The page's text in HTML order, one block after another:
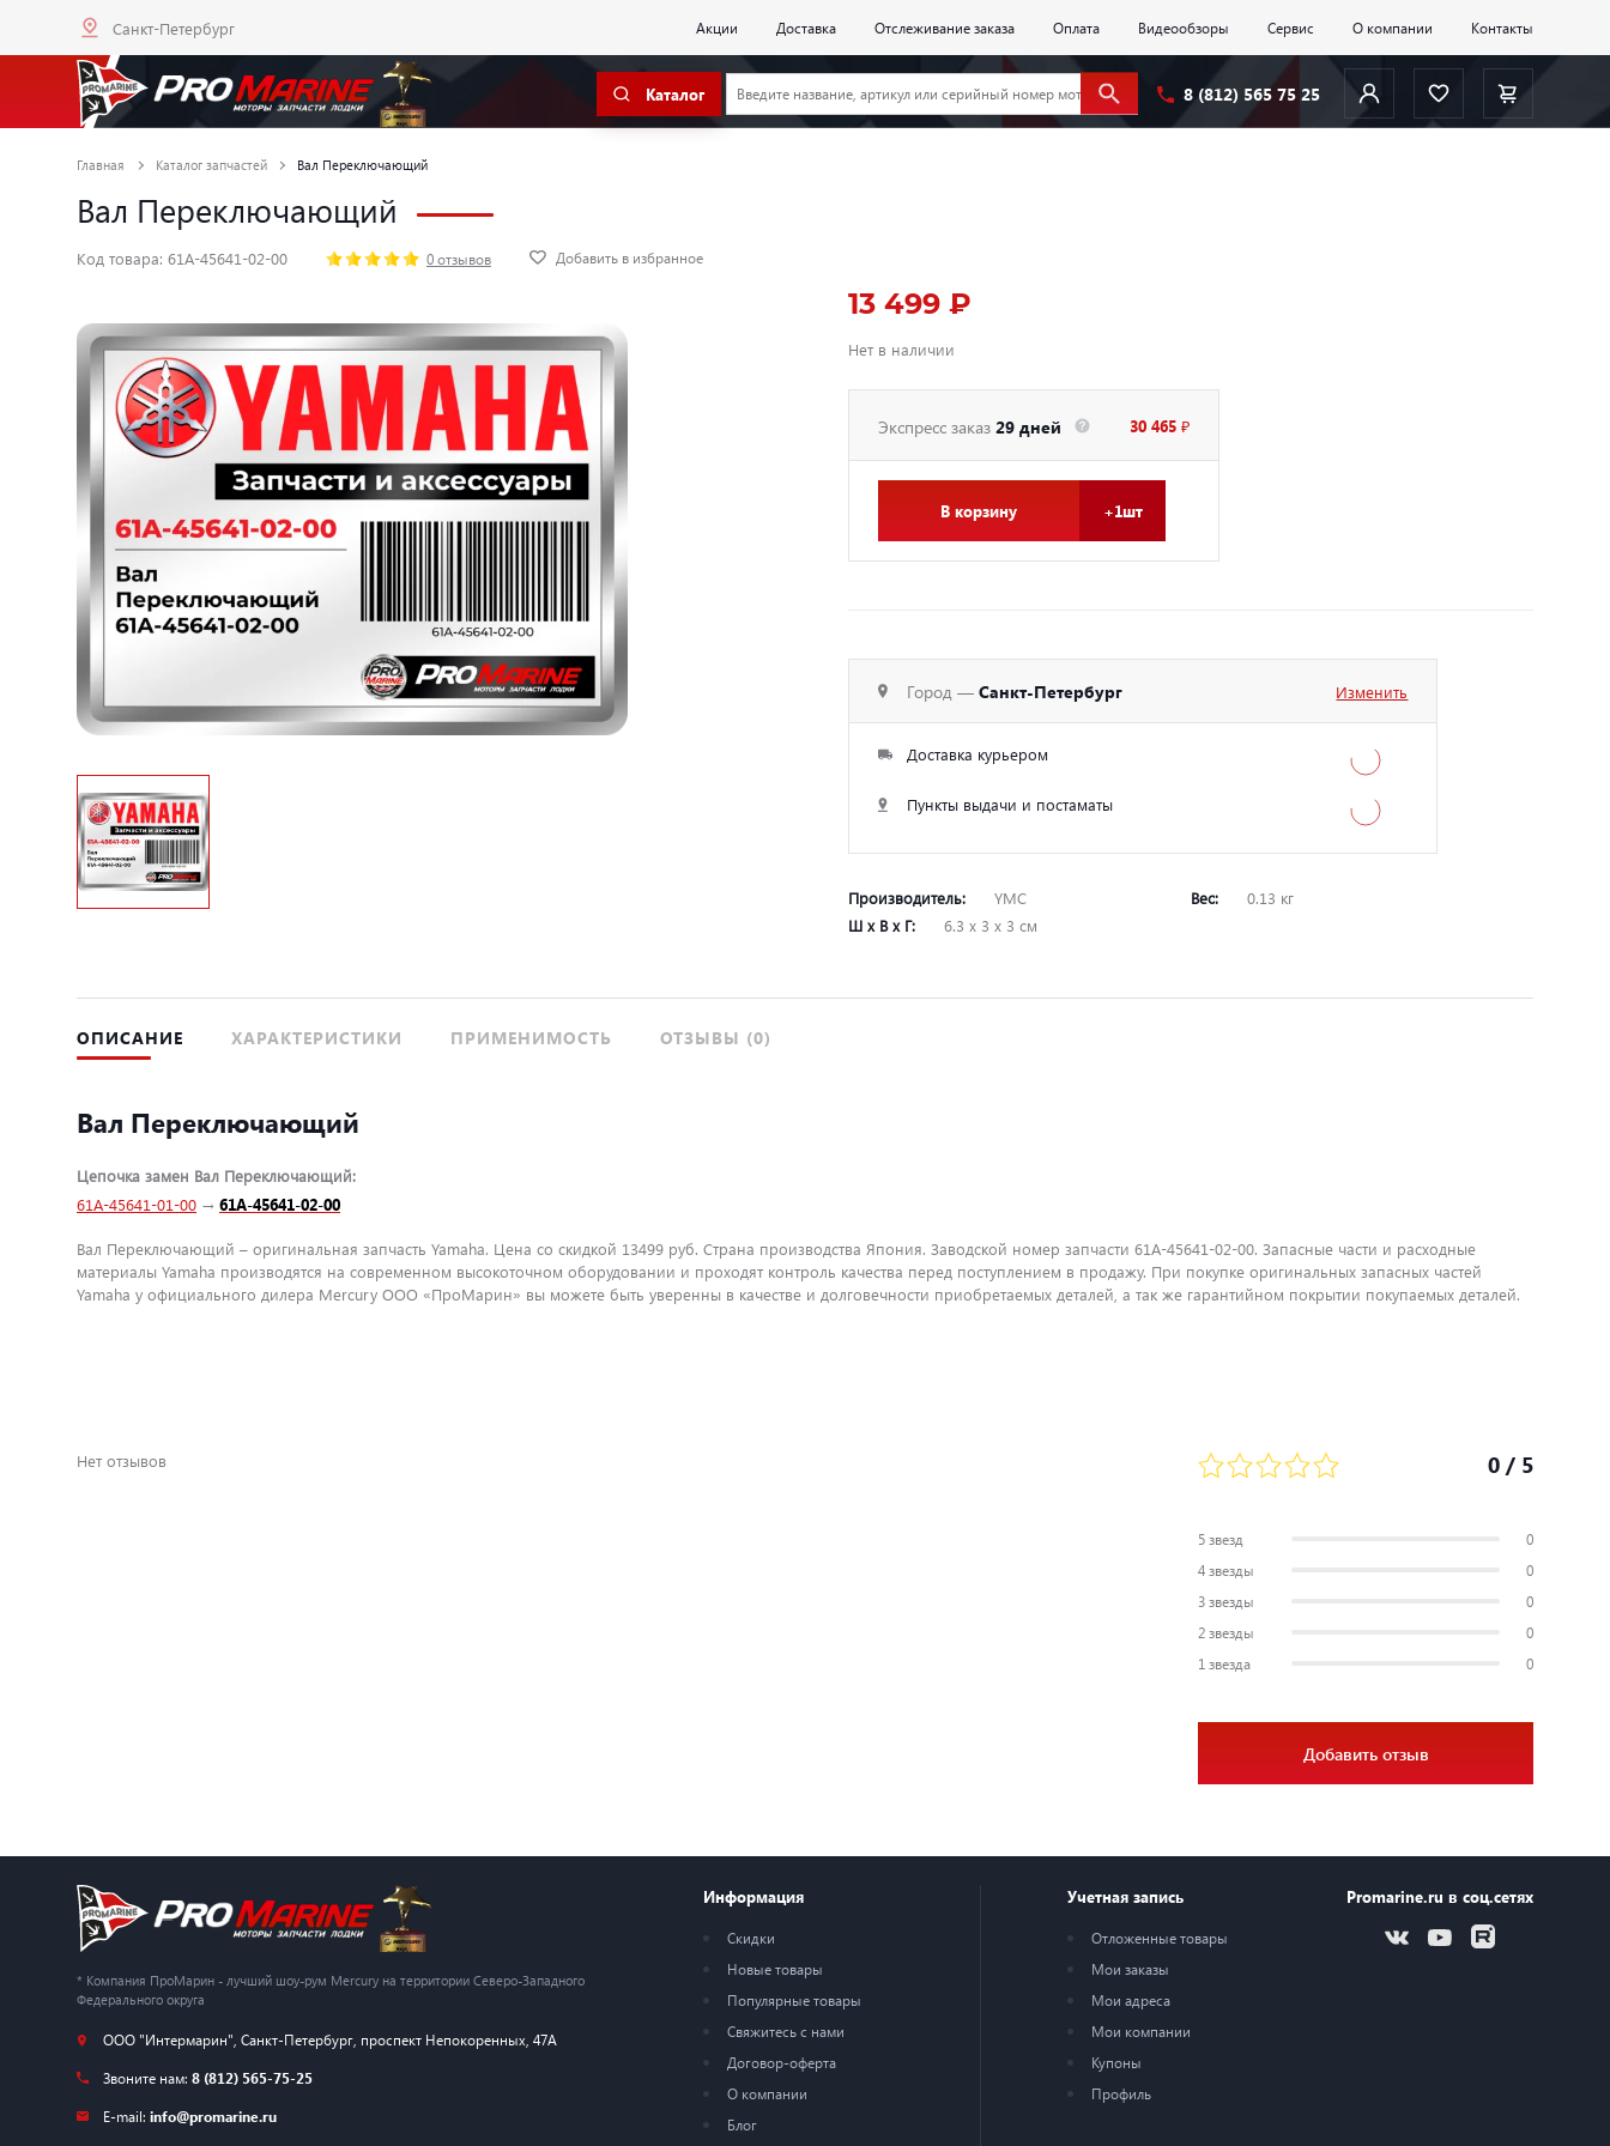
Санкт-Петербург Акции Доставка Отслеживание заказа Оплата Видеообзоры Сервис О компании Контакты
Каталог 8 (812) 565 75 25
Главная Каталог запчастей Вал Переключающий
Вал Переключающий
Код товара: 61A-45641-02-00 0 отзывов Добавить в избранное
13 499 ₽
Нет в наличии
Экспресс заказ29 дней 30 465 ₽
В корзину +1шт
Город —Санкт-Петербург Изменить
Доставка курьером
Пункты выдачи и постаматы
Производитель: YMC Вес:
0.13 кг
Ш х В х Г:
6.3 х 3 х 3 см
ОПИСАНИЕ ХАРАКТЕРИСТИКИ ПРИМЕНИМОСТЬ ОТЗЫВЫ (0)
Вал Переключающий
Цепочка замен Вал Переключающий:
61A-45641-01-00 → 61A-45641-02-00
Вал Переключающий – оригинальная запчасть Yamaha. Цена со скидкой 13499 руб. Страна производства Япония. Заводской номер запчасти 61A-45641-02-00. Запасные части и расходные
материалы Yamaha производятся на современном высокоточном оборудовании и проходят контроль качества перед поступлением в продажу. При покупке оригинальных запасных частей
Yamaha у официального дилера Mercury ООО «ПроМарин» вы можете быть уверенны в качестве и долговечности приобретаемых деталей, а так же гарантийном покрытии покупаемых деталей.
0 / 5
5 звезд
0
4 звезды
0
3 звезды
0
2 звезды
0
1 звезда
0
Добавить отзыв
Нет отзывов
* Компания ПроМарин - лучший шоу-рум Mercury на территории Северо-Западного
Федерального округа
ООО "Интермарин", Санкт-Петербург, проспект Непокоренных, 47А
Звоните нам: 8 (812) 565-75-25
E-mail: info@promarine.ru
Информация
Скидки
Новые товары
Популярные товары
Свяжитесь с нами
Договор-оферта
О компании
Блог
Учетная запись
Отложенные товары
Мои заказы
Мои адреса
Мои компании
Купоны
Профиль
Promarine.ru в соц.сетях